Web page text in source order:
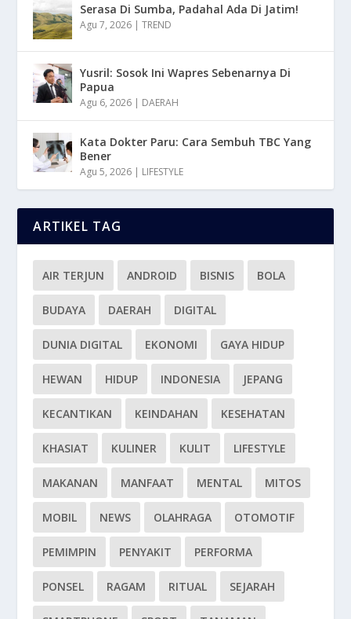
Serasa Di Sumba, Padahal Ada Di Jatim!
Agu 7, 2026 |TREND
Yusril: Sosok Ini Wapres Sebenarnya Di
Papua
Agu 6, 2026 | DAERAH
Kata Dokter Paru: Cara Sembuh TBC Yang
Bener
Agu 5, 2026 | LIFESTYLE
ARTIKEL TAG
AIR TERJUN ANDROID BISNIS BOLA
BUDAYA DAERAH DIGITAL
DUNIA DIGITAL EKONOMI GAYA HIDUP
HEWAN HIDUP INDONESIA JEPANG
KECANTIKAN KEINDAHAN KESEHATAN
KHASIAT KULINER KULIT LIFESTYLE
MAKANAN MANFAAT MENTAL MITOS
MOBIL NEWS OLAHRAGA OTOMOTIF
PEMIMPIN PENYAKIT PERFORMA
PONSEL RAGAM RITUAL SEJARAH